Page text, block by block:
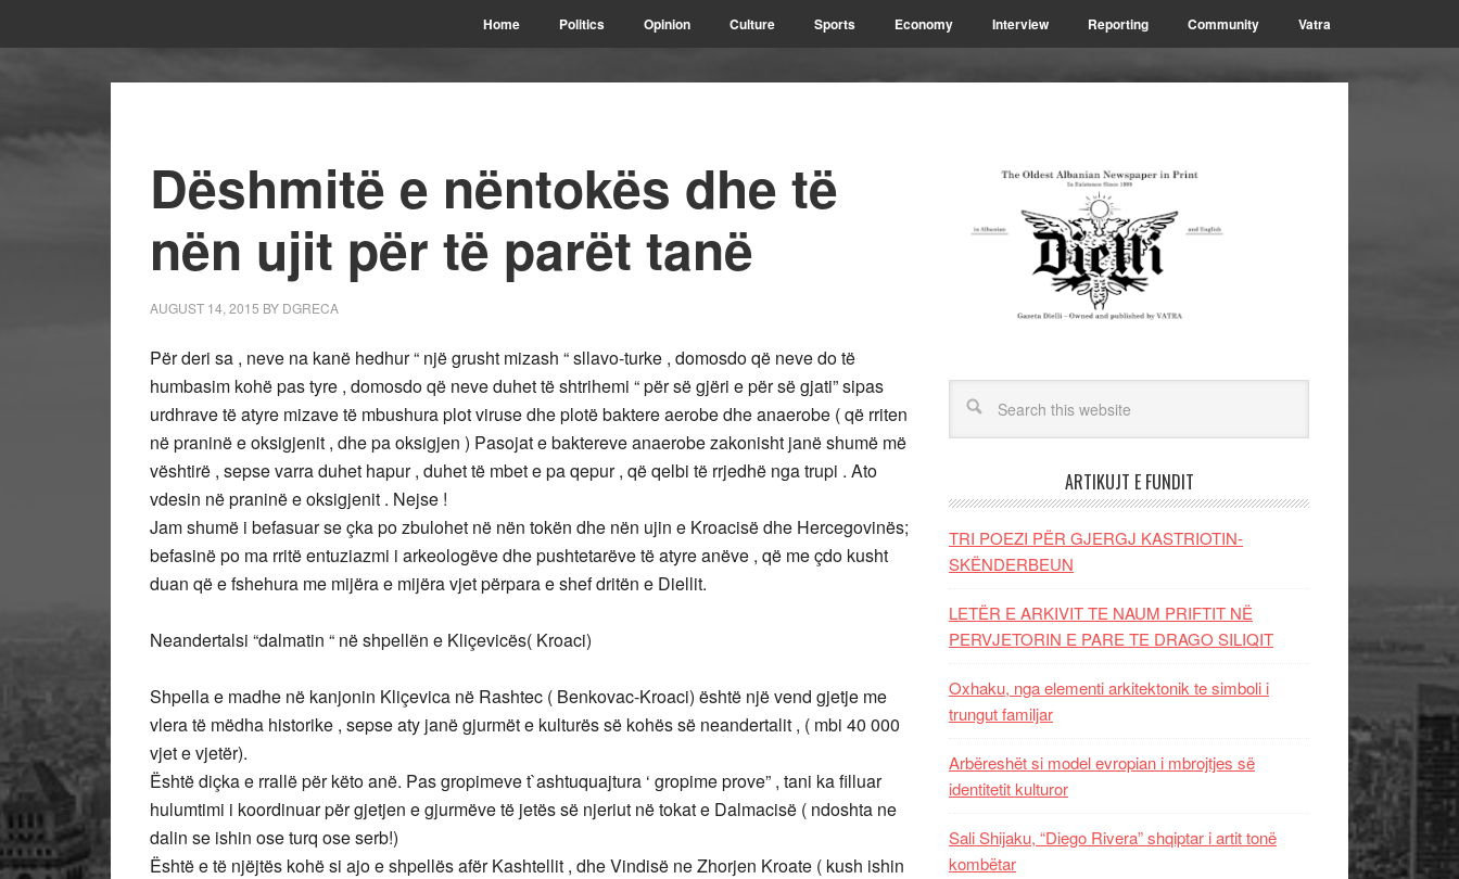
Home Politics Opinion Culture Sports Economy Interview Reporting Community Vatra
Dëshmitë e nëntokës dhe të
nën ujit për të parët tanë
AUGUST 14, 2015 BY DGRECA
Për deri sa , neve na kanë hedhur “ një grusht mizash “ sllavo-turke , domosdo që neve do të
humbasim kohë pas tyre , domosdo që neve duhet të shtrihemi “ për së gjëri e për së gjati” sipas
urdhrave të atyre mizave të mbushura plot viruse dhe plotë baktere aerobe dhe anaerobe ( që rriten
në praninë e oksigjenit , dhe pa oksigjen ) Pasojat e baktereve anaerobe zakonisht janë shumë më
vështirë , sepse varra duhet hapur , duhet të mbet e pa qepur , që qelbi të rrjedhë nga trupi . Ato
vdesin në praninë e oksigjenit . Nejse !
Jam shumë i befasuar se çka po zbulohet në nën tokën dhe nën ujin e Kroacisë dhe Hercegovinës;
befasinë po ma rritë entuziazmi i arkeologëve dhe pushtetarëve të atyre anëve , që me çdo kusht
duan që e fshehura me mijëra e mijëra vjet përpara e shef dritën e Diellit.
Neandertalsi “dalmatin “ në shpellën e Kliçevicës( Kroaci)
Shpella e madhe në kanjonin Kliçevica në Rashtec ( Benkovac-Kroaci) është një vend gjetje me
vlera të mëdha historike , sepse aty janë gjurmët e kulturës së kohës së neandertalit , ( mbi 40 000
vjet e vjetër).
Është diçka e rrallë për këto anë. Pas gropimeve t`ashtuquajtura ‘ gropime prove” , tani ka filluar
hulumtimi i koordinuar për gjetjen e gjurmëve të jetës së njeriut në tokat e Dalmacisë ( ndoshta ne
dalin se ishin ose turq ose serb!)
Është e të njëjtës kohë si ajo e shpellës afër Kashtellit , dhe Vindisë ne Zhorjen Kroate ( kush ishin
ARTIKUJT E FUNDIT
TRI POEZI PËR GJERGJ KASTRIOTIN-
SKËNDERBEUN
LETËR E ARKIVIT TE NAUM PRIFTIT NË
PERVJETORIN E PARE TE DRAGO SILIQIT
Oxhaku, nga elementi arkitektonik te simboli i
trungut familjar
Arbëreshët si model evropian i mbrojtjes së
identitetit kulturor
Sali Shijaku, “Diego Rivera” shqiptar i artit tonë
kombëtar